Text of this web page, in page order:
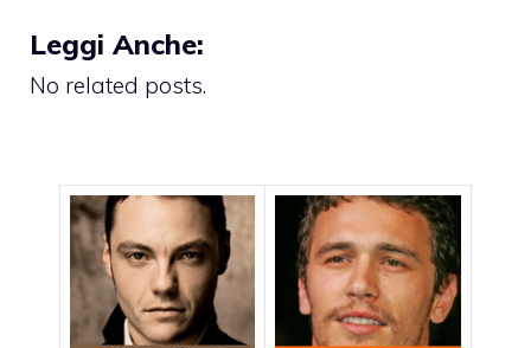
Leggi Anche:
No related posts.